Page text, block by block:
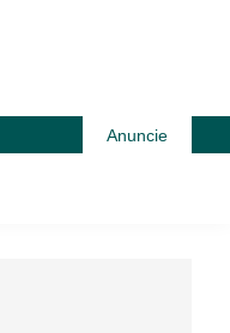
Anuncie